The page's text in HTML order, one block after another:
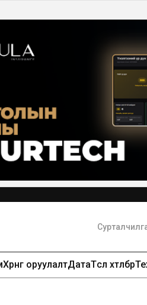
Хөрөнгө оруулалтДатаТөсөл хөтөлбөр